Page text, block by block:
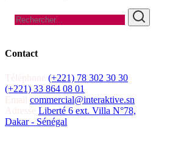
Contact
(+221) 78 302 30 30
(+221) 33 864 08 01
commercial@interaktive.sn
Liberté 6 ext. Villa N°78,
Dakar - Sénégal